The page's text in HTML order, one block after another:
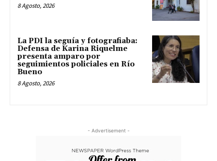
8 Agosto, 2026
La PDI la seguía y fotografiaba:
Defensa de Karina Riquelme
presenta amparo por
seguimientos policiales en Río
Bueno
8 Agosto, 2026
- Advertisement -